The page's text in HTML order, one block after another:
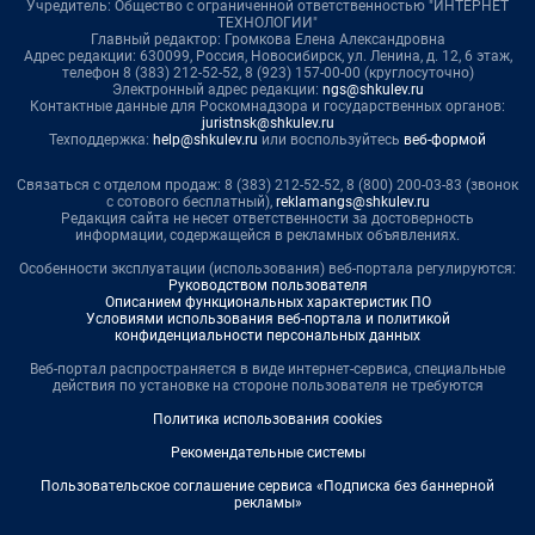
Учредитель: Общество с ограниченной ответственностью "ИНТЕРНЕТ
ТЕХНОЛОГИИ"
Главный редактор: Громкова Елена Александровна
Адрес редакции: 630099, Россия, Новосибирск, ул. Ленина, д. 12, 6 этаж,
телефон 8 (383) 212-52-52, 8 (923) 157-00-00 (круглосуточно)
Электронный адрес редакции: ngs@shkulev.ru
Контактные данные для Роскомнадзора и государственных органов:
juristnsk@shkulev.ru
Техподдержка: help@shkulev.ru или воспользуйтесь веб-формой
Связаться с отделом продаж: 8 (383) 212-52-52, 8 (800) 200-03-83 (звонок
с сотового бесплатный), reklamangs@shkulev.ru
Редакция сайта не несет ответственности за достоверность
информации, содержащейся в рекламных объявлениях.
Особенности эксплуатации (использования) веб-портала регулируются:
Руководством пользователя
Описанием функциональных характеристик ПО
Условиями использования веб-портала и политикой
конфиденциальности персональных данных
Веб-портал распространяется в виде интернет-сервиса, специальные
действия по установке на стороне пользователя не требуются
Политика использования cookies
Рекомендательные системы
Пользовательское соглашение сервиса «Подписка без баннерной
рекламы»